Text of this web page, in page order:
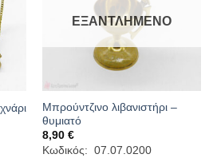
ΕΞΑΝΤΛΗΜΈΝΟ
Μπρούντζινο λιβανιστήρι –
θυμιατό
8,90 €
Κωδικός: 07.07.0200